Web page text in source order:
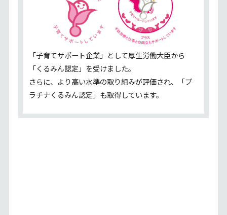
「子育てサポート企業」として厚生労働大臣から
「くるみん認定」を受けました。
さらに、より⾼い⽔準の取り組みが評価され、「プ
ラチナくるみん認定」も取得しています。